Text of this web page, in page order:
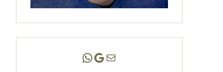
Andreas Scholz | (HPP)
Praxis Adlershof
E-Mail an mich ...